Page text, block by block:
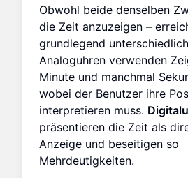
Obwohl beide denselben
die Zeit anzuzeigen –
grundlegend
Analoguhren verwenden
Minute und manchmal
wobei der Benutzer ihre
interpretieren muss.
präsentieren die Zeit als
Anzeige und beseitigen so
Mehrdeutigkeiten.